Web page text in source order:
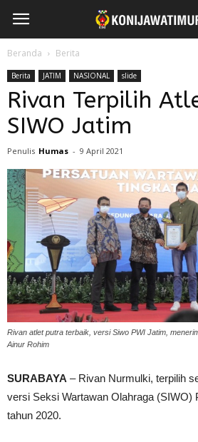
Beranda Berita
Berita JATIM NASIONAL slide
Rivan Terpilih
SIWO Jatim
Penulis Humas - 9 April 2021
Rivan atlet putra terbaik, versi Siwo PWI Jatim,
Ainur Rohim
SURABAYA – Rivan Nurmulki, terpilih
versi Seksi Wartawan Olahraga (SIWO)
tahun 2020.